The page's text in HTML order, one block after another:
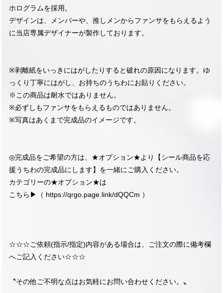
ホログラムを採用。
デザインは、メンバーや、推しメンからファンサをもらえるよう
に当店専属デザイナーが製作しております。
※剥離紙をいっきにはがしたりすると破れの原因になります。ゆ
っくり丁寧にはがし、お持ちのうちわにお貼りください。
※この商品は耐水ではありません。
※必ずしもファンサをもらえるものではありません。
※写真はあくまで完成品のイメージです。
◎完成品をご希望の方は、★オプション★より【シール商品を応
援うちわの完成品にします】を一緒にご購入ください。
カテゴリーの★オプション★は
こちら▶︎（ https://qrgo.page.link/dQQCm ）
☆☆☆ご依頼(指示/指定)内容がある場合は、ご注文の際に備考欄
へご記入ください☆☆☆
〝その他ご不明な点はお気軽にお問い合わせください。〟